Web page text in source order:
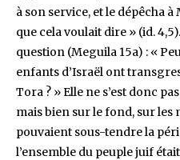
à son service, et le dépêcha
que cela voulait dire » (id.
question (Meguila 15a) : «
enfants d’Israël ont
Tora ? » Elle ne s’est donc
mais bien sur le fond, sur
pouvaient sous-tendre la
l’ensemble du peuple juif